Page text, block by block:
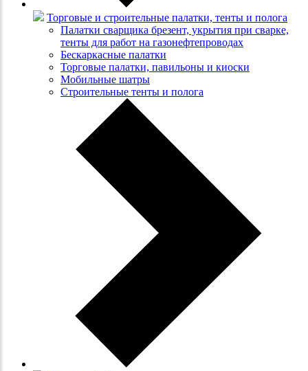
Торговые и строительные палатки, тенты и полога
Палатки сварщика брезент, укрытия при сварке,
тенты для работ на газонефтепроводах
Бескаркасные палатки
Торговые палатки, павильоны и киоски
Мобильные шатры
Строительные тенты и полога